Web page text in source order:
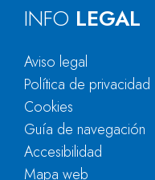
INFO LEGAL
Aviso legal
Política de privacidad
Cookies
Guía de navegación
Accesibilidad
Mapa web